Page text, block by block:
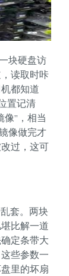
块硬盘访
读取时咔
都知道
置记清
”，相当
像做完才
过，这可
套。两块
比解一道
定条带大
些参数一
里的坏扇